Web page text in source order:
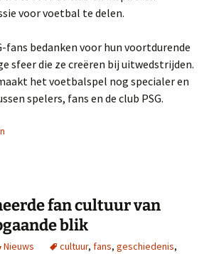
voor voetbal te delen.
fans bedanken voor hun voortdurende
sfeer die ze creëren bij uitwedstrijden.
het voetbalspel nog specialer en
spelers, fans en de club PSG.
fan cultuur van
blik
Nieuws cultuur, fans, geschiedenis,